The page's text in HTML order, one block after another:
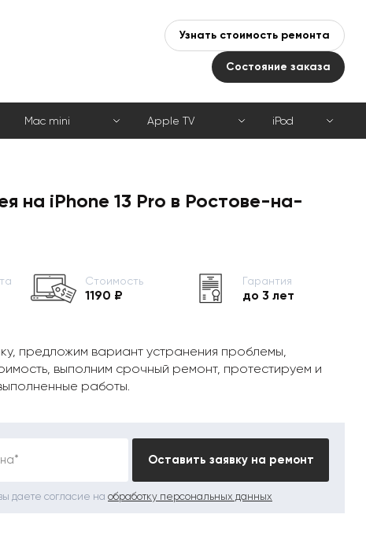
Узнать стоимость ремонта
Состояние заказа
Mac mini Apple TV iPod
на iPhone 13 Pro в Ростове-на-
Стоимость
1190 ₽
Гарантия
до 3 лет
предложим вариант устранения проблемы,
выполним срочный ремонт, протестируем и
работы.
Оставить заявку на ремонт
даете согласие на обработку персональных данных